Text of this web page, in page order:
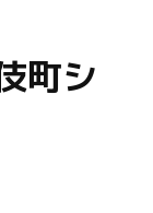
町シ